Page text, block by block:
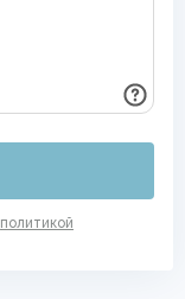
политикой